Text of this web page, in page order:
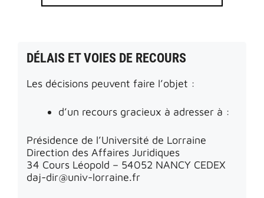
DÉLAIS ET VOIES DE RECOURS
Les décisions peuvent faire l’objet :
d’un recours gracieux à adresser à :
Présidence de l’Université de Lorraine
Direction des Affaires Juridiques
34 Cours Léopold – 54052 NANCY CEDEX
daj-dir@univ-lorraine.fr